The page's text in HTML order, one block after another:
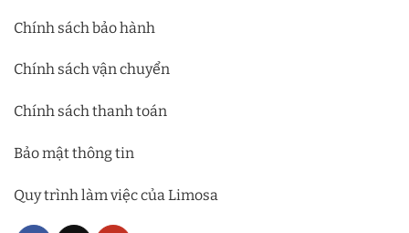
Chính sách bảo hành
Chính sách vận chuyển
Chính sách thanh toán
Bảo mật thông tin
Quy trình làm việc của Limosa